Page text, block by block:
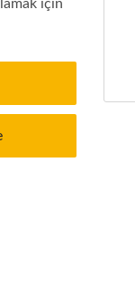
için